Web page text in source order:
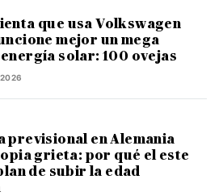
que usa Volkswagen
mejor un mega
solar: 100 ovejas
2026
previsional en Alemania
grieta: por qué el este
de subir la edad